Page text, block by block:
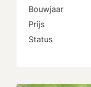
Bouwjaar
Prijs
Status